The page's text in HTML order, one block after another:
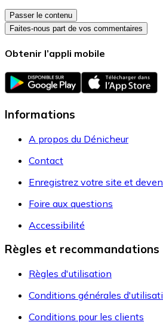
Passer le contenu
Faites-nous part de vos commentaires
Obtenir l’appli mobile
Informations
A propos du Dénicheur
Contact
Enregistrez votre site et
Foire aux questions
Accessibilité
Règles et recommandations
Règles d'utilisation
Conditions générales
Conditions pour les clients